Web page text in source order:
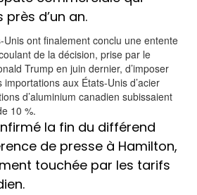
d’un an.
ont finalement conclu une entente
de la décision, prise par le
Trump en juin dernier, d’imposer
aux États-Unis d’acier
d’aluminium canadien subissaient
10 %.
la fin du différend
de presse à Hamilton,
touchée par les tarifs